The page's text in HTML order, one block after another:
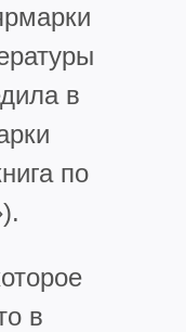
в
по
в